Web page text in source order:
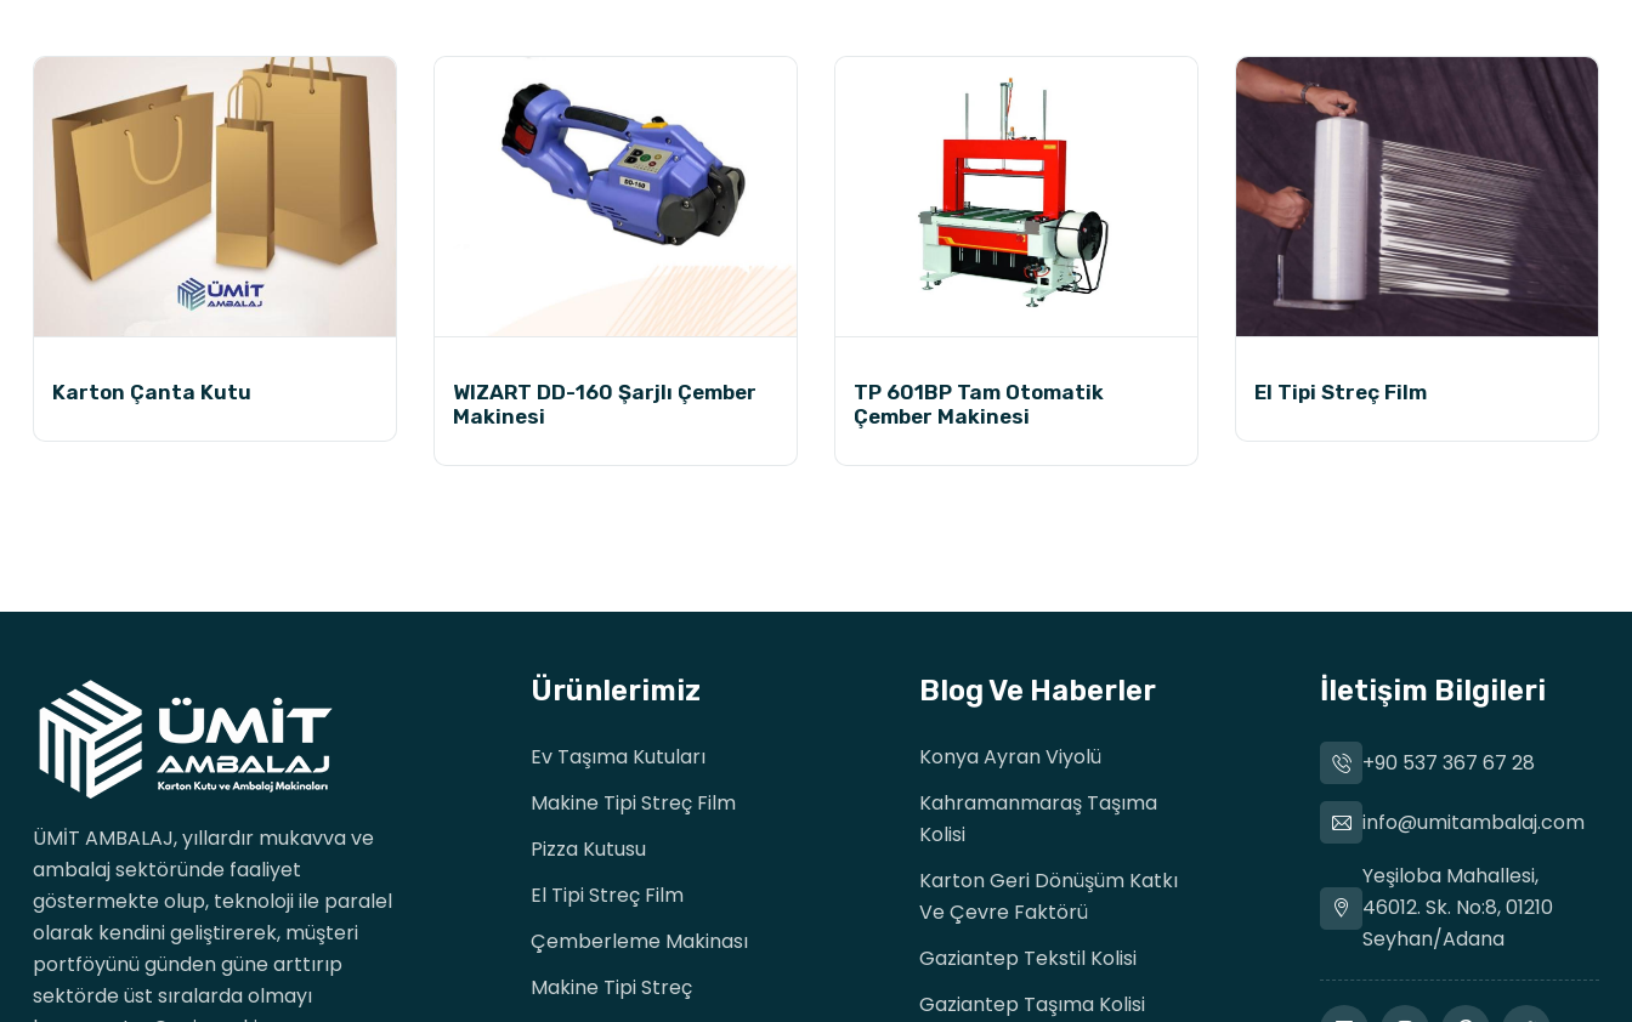
Karton Çanta Kutu
WIZART DD-160 Şarjlı Çember
Makinesi
TP 601BP Tam Otomatik
Çember Makinesi
El Tipi Streç Film
ÜMİT AMBALAJ, yıllardır mukavva ve
ambalaj sektöründe faaliyet
göstermekte olup, teknoloji ile paralel
olarak kendini geliştirerek, müşteri
portföyünü günden güne arttırıp
sektörde üst sıralarda olmayı
Ürünlerimiz
Ev Taşıma Kutuları
Makine Tipi Streç Film
Pizza Kutusu
El Tipi Streç Film
Çemberleme Makinası
Makine Tipi Streç
Blog Ve Haberler
Konya Ayran Viyolü
Kahramanmaraş Taşıma
Kolisi
Karton Geri Dönüşüm Katkı
Ve Çevre Faktörü
Gaziantep Tekstil Kolisi
Gaziantep Taşıma Kolisi
İletişim Bilgileri
+90 537 367 67 28
info@umitambalaj.com
Yeşiloba Mahallesi,
46012. Sk. No:8, 01210
Seyhan/Adana